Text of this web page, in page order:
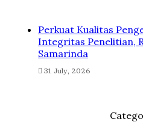
Perkuat Kualitas
Integritas Penelitian,
Samarinda
31 July, 2026